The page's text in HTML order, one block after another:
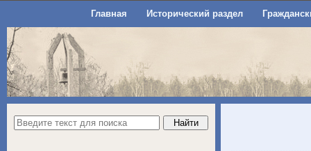
Главная Исторический раздел